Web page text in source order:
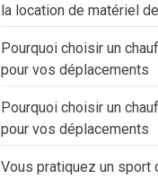
la location de matériel
Pourquoi choisir un
pour vos déplacements
Pourquoi choisir un
pour vos déplacements
Vous pratiquez un sport